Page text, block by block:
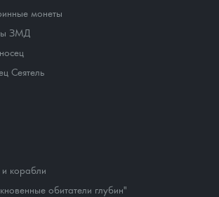
монеты
ЗМД
Сеятель
корабли
обитатели глубин"